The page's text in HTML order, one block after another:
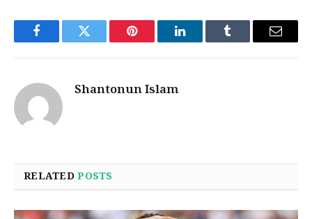
FacebookTwitter Pinterest LinkedInTumblr Email
Shantonun Islam
RELATEDPOSTS